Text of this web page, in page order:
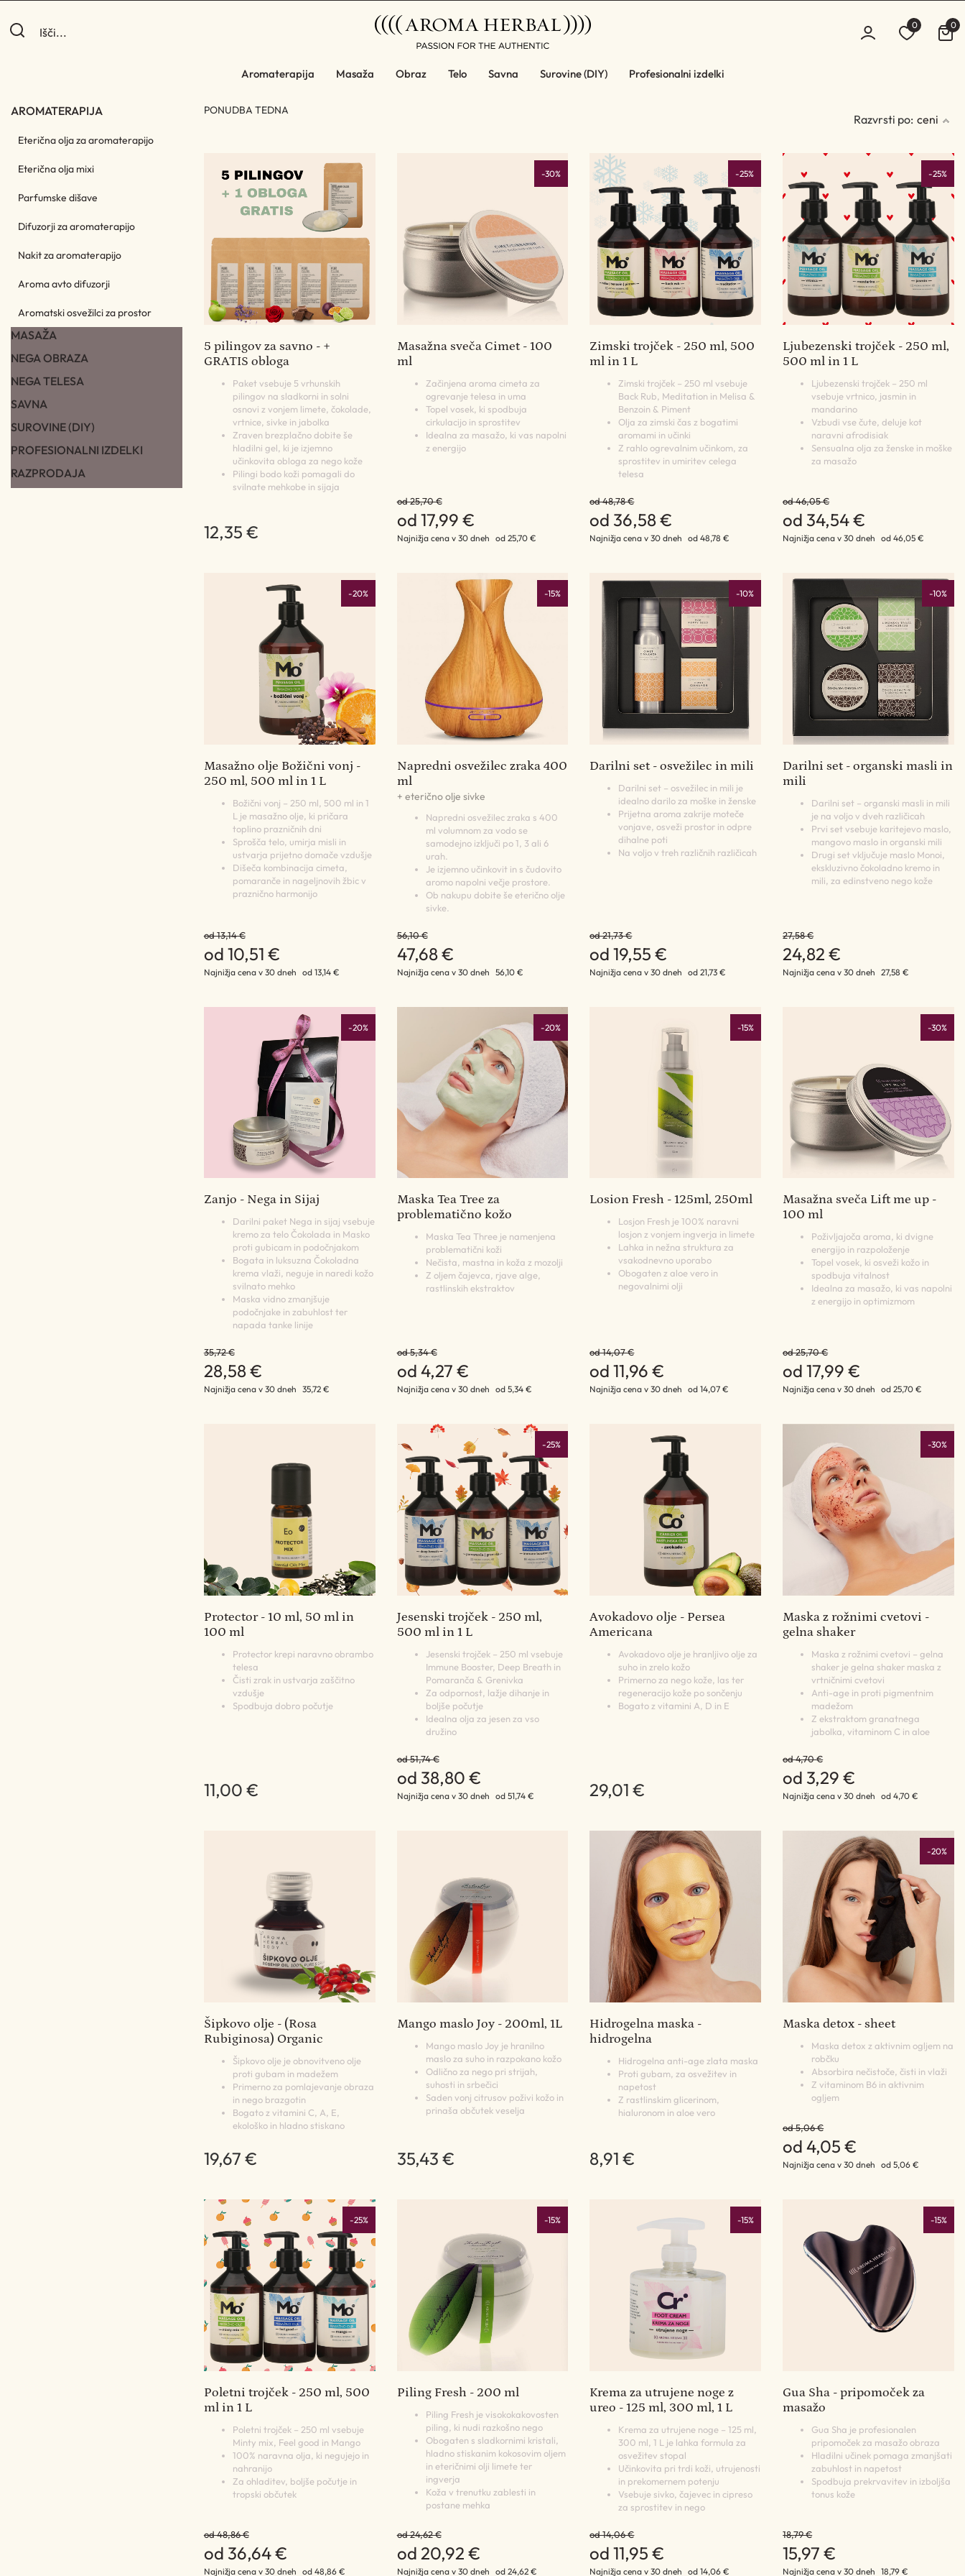
0 0
Aromaterapija Masaža Obraz Telo Savna Surovine (DIY) Profesionalni izdelki
AROMATERAPIJA
Eterična olja za aromaterapijo
Eterična olja mixi
Parfumske dišave
Difuzorji za aromaterapijo
Nakit za aromaterapijo
Aroma avto difuzorji
Aromatski osvežilci za prostor
MASAŽA
NEGA OBRAZA
NEGA TELESA
SAVNA
SUROVINE (DIY)
PROFESIONALNI IZDELKI
RAZPRODAJA
Razvrsti po: ceni
PONUDBA TEDNA
5 pilingov za savno - +
GRATIS obloga
Paket vsebuje 5 vrhunskih
pilingov na sladkorni in solni
osnovi z vonjem limete, čokolade,
vrtnice, sivke in jabolka
Zraven brezplačno dobite še
hladilni gel, ki je izjemno
učinkovita obloga za nego kože
Pilingi bodo koži pomagali do
svilnate mehkobe in sijaja
12,35 €
-30%
Masažna sveča Cimet - 100
ml
Začinjena aroma cimeta za
ogrevanje telesa in uma
Topel vosek, ki spodbuja
cirkulacijo in sprostitev
Idealna za masažo, ki vas napolni
z energijo
od 25,70 €
od 17,99 €
Najnižja cena v 30 dneh od 25,70 €
-25%
Zimski trojček - 250 ml, 500
ml in 1 L
Zimski trojček – 250 ml vsebuje
Back Rub, Meditation in Melisa &
Benzoin & Piment
Olja za zimski čas z bogatimi
aromami in učinki
Z rahlo ogrevalnim učinkom, za
sprostitev in umiritev celega
telesa
od 48,78 €
od 36,58 €
Najnižja cena v 30 dneh od 48,78 €
-25%
Ljubezenski trojček - 250 ml,
500 ml in 1 L
Ljubezenski trojček – 250 ml
vsebuje vrtnico, jasmin in
mandarino
Vzbudi vse čute, deluje kot
naravni afrodisiak
Sensualna olja za ženske in moške
za masažo
od 46,05 €
od 34,54 €
Najnižja cena v 30 dneh od 46,05 €
-20%
Masažno olje Božični vonj -
250 ml, 500 ml in 1 L
Božični vonj – 250 ml, 500 ml in 1
L je masažno olje, ki pričara
toplino prazničnih dni
Sprošča telo, umirja misli in
ustvarja prijetno domače vzdušje
Dišeča kombinacija cimeta,
pomaranče in nageljnovih žbic v
praznično harmonijo
od 13,14 €
od 10,51 €
Najnižja cena v 30 dneh od 13,14 €
-15%
Napredni osvežilec zraka 400
ml
+ eterično olje sivke
Napredni osvežilec zraka s 400
ml volumnom za vodo se
samodejno izključi po 1, 3 ali 6
urah.
Je izjemno učinkovit in s čudovito
aromo napolni večje prostore.
Ob nakupu dobite še eterično olje
sivke.
56,10 €
47,68 €
Najnižja cena v 30 dneh 56,10 €
-10%
Darilni set - osvežilec in mili
Darilni set – osvežilec in mili je
idealno darilo za moške in ženske
Prijetna aroma zakrije moteče
vonjave, osveži prostor in odpre
dihalne poti
Na voljo v treh različnih različicah
od 21,73 €
od 19,55 €
Najnižja cena v 30 dneh od 21,73 €
-10%
Darilni set - organski masli in
mili
Darilni set – organski masli in mili
je na voljo v dveh različicah
Prvi set vsebuje karitejevo maslo,
mangovo maslo in organski mili
Drugi set vključuje maslo Monoi,
ekskluzivno čokoladno kremo in
mili, za edinstveno nego kože
27,58 €
24,82 €
Najnižja cena v 30 dneh 27,58 €
-20%
Zanjo - Nega in Sijaj
Darilni paket Nega in sijaj vsebuje
kremo za telo Čokolada in Masko
proti gubicam in podočnjakom
Bogata in luksuzna Čokoladna
krema vlaži, neguje in naredi kožo
svilnato mehko
Maska vidno zmanjšuje
podočnjake in zabuhlost ter
napada tanke linije
35,72 €
28,58 €
Najnižja cena v 30 dneh 35,72 €
-20%
Maska Tea Tree za
problematično kožo
Maska Tea Three je namenjena
problematični koži
Nečista, mastna in koža z mozolji
Z oljem čajevca, rjave alge,
rastlinskih ekstraktov
od 5,34 €
od 4,27 €
Najnižja cena v 30 dneh od 5,34 €
-15%
Losion Fresh - 125ml, 250ml
Losjon Fresh je 100% naravni
losjon z vonjem ingverja in limete
Lahka in nežna struktura za
vsakodnevno uporabo
Obogaten z aloe vero in
negovalnimi olji
od 14,07 €
od 11,96 €
Najnižja cena v 30 dneh od 14,07 €
-30%
Masažna sveča Lift me up -
100 ml
Poživljajoča aroma, ki dvigne
energijo in razpoloženje
Topel vosek, ki osveži kožo in
spodbuja vitalnost
Idealna za masažo, ki vas napolni
z energijo in optimizmom
od 25,70 €
od 17,99 €
Najnižja cena v 30 dneh od 25,70 €
Protector - 10 ml, 50 ml in
100 ml
Protector krepi naravno obrambo
telesa
Čisti zrak in ustvarja zaščitno
vzdušje
Spodbuja dobro počutje
11,00 €
-25%
Jesenski trojček - 250 ml,
500 ml in 1 L
Jesenski trojček – 250 ml vsebuje
Immune Booster, Deep Breath in
Pomaranča & Grenivka
Za odpornost, lažje dihanje in
boljše počutje
Idealna olja za jesen za vso
družino
od 51,74 €
od 38,80 €
Najnižja cena v 30 dneh od 51,74 €
Avokadovo olje - Persea
Americana
Avokadovo olje je hranljivo olje za
suho in zrelo kožo
Primerno za nego kože, las ter
regeneracijo kože po sončenju
Bogato z vitamini A, D in E
29,01 €
-30%
Maska z rožnimi cvetovi -
gelna shaker
Maska z rožnimi cvetovi – gelna
shaker je gelna shaker maska z
vrtničnimi cvetovi
Anti-age in proti pigmentnim
madežom
Z ekstraktom granatnega
jabolka, vitaminom C in aloe
od 4,70 €
od 3,29 €
Najnižja cena v 30 dneh od 4,70 €
Šipkovo olje - (Rosa
Rubiginosa) Organic
Šipkovo olje je obnovitveno olje
proti gubam in madežem
Primerno za pomlajevanje obraza
in nego brazgotin
Bogato z vitamini C, A, E,
ekološko in hladno stiskano
19,67 €
Mango maslo Joy - 200ml, 1L
Mango maslo Joy je hranilno
maslo za suho in razpokano kožo
Odlično za nego pri strijah,
suhosti in srbečici
Saden vonj citrusov poživi kožo in
prinaša občutek veselja
35,43 €
Hidrogelna maska -
hidrogelna
Hidrogelna anti-age zlata maska
Proti gubam, za osvežitev in
napetost
Z rastlinskim glicerinom,
hialuronom in aloe vero
8,91 €
-20%
Maska detox - sheet
Maska detox z aktivnim ogljem na
robčku
Absorbira nečistoče, čisti in vlaži
Z vitaminom B6 in aktivnim
ogljem
od 5,06 €
od 4,05 €
Najnižja cena v 30 dneh od 5,06 €
-25%
Poletni trojček - 250 ml, 500
ml in 1 L
Poletni trojček – 250 ml vsebuje
Minty mix, Feel good in Mango
100% naravna olja, ki negujejo in
nahranijo
Za ohladitev, boljše počutje in
tropski občutek
od 48,86 €
od 36,64 €
Najnižja cena v 30 dneh od 48,86 €
-15%
Piling Fresh - 200 ml
Piling Fresh je visokokakovosten
piling, ki nudi razkošno nego
Obogaten s sladkornimi kristali,
hladno stiskanim kokosovim oljem
in eteričnimi olji limete ter
ingverja
Koža v trenutku zablesti in
postane mehka
od 24,62 €
od 20,92 €
Najnižja cena v 30 dneh od 24,62 €
-15%
Krema za utrujene noge z
ureo - 125 ml, 300 ml, 1 L
Krema za utrujene noge – 125 ml,
300 ml, 1 L je lahka formula za
osvežitev stopal
Učinkovita pri trdi koži, utrujenosti
in prekomernem potenju
Vsebuje sivko, čajevec in cipreso
za sprostitev in nego
od 14,06 €
od 11,95 €
Najnižja cena v 30 dneh od 14,06 €
-15%
Gua Sha - pripomoček za
masažo
Gua Sha je profesionalen
pripomoček za masažo obraza
Hladilni učinek pomaga zmanjšati
zabuhlost in napetost
Spodbuja prekrvavitev in izboljša
tonus kože
18,79 €
15,97 €
Najnižja cena v 30 dneh 18,79 €